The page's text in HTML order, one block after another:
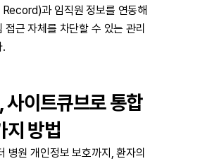
과 임직원 정보를 연동해
근 자체를 차단할 수 있는 관리
.
이트큐브로 통합
지 방법
병원 개인정보 보호까지, 환자의